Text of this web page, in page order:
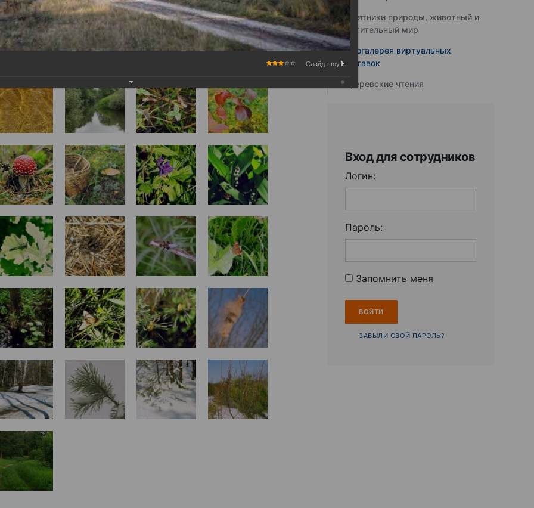
Памятники природы, животный и
растительный мир
Фотогалерея виртуальных
выставок
Юферевские чтения
Вход для сотрудников
Логин:
Пароль:
Запомнить меня
ЗАБЫЛИ СВОЙ ПАРОЛЬ?
Слайд-шоу: